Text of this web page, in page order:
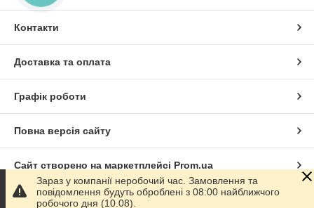
Контакти
Доставка та оплата
Графік роботи
Повна версія сайту
Сайт створено на маркетплейсі Prom.ua
Політика конфіденційності
Зараз у компанії неробочий час. Замовлення та
повідомлення будуть оброблені з 08:00 найближчого
робочого дня (10.08).